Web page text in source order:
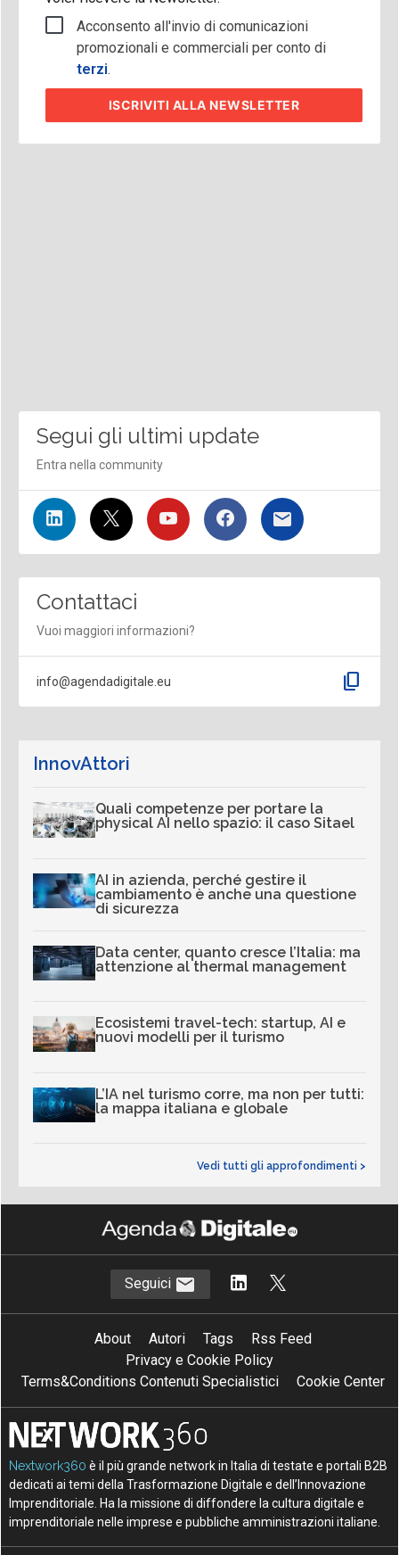
Acconsento all'invio di comunicazioni
promozionali e commerciali per conto di
terzi.
ISCRIVITI ALLA NEWSLETTER
Segui gli ultimi update
Entra nella community
Contattaci
Vuoi maggiori informazioni?
info@agendadigitale.eu content_copy
InnovAttori
Quali competenze per portare la
physical AI nello spazio: il caso Sitael
AI in azienda, perché gestire il
cambiamento è anche una questione
di sicurezza
Data center, quanto cresce l’Italia: ma
attenzione al thermal management
Ecosistemi travel-tech: startup, AI e
nuovi modelli per il turismo
L’IA nel turismo corre, ma non per tutti:
la mappa italiana e globale
Vedi tutti gli approfondimenti >
Seguici
About Autori Tags
Rss Feed
Privacy e Cookie Policy
Terms&Conditions Contenuti Specialistici
Cookie Center
Nextwork360 è il più grande network in Italia di testate e portali B2B
dedicati ai temi della Trasformazione Digitale e dell’Innovazione
Imprenditoriale. Ha la missione di diffondere la cultura digitale e
imprenditoriale nelle imprese e pubbliche amministrazioni italiane.